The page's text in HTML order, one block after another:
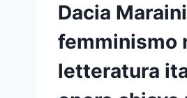
Dacia
femminismo
letteratura